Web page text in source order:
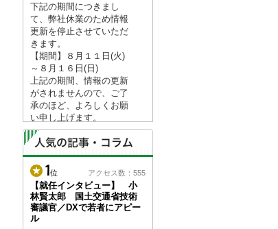
下記の期間につきまし
て、弊社休業のため情報
更新を停止させていただ
きます。
【期間】８月１１日(火)
～８月１６日(日)
上記の期間、情報の更新
がされませんので、ご了
承のほど、よろしくお願
い申し上げます。
なお、情報は８月１７日
(月)より登録されます。
2026/04/23
●ゴールデンウィークに
伴う情報更新停止のお知
らせ(05/02～05/10)●
ユーザー各位
1位 アクセス数：555
【就任インタビュー】 小
林賢太郎 国土交通省技術
審議官／DXで若者にアピー
ル